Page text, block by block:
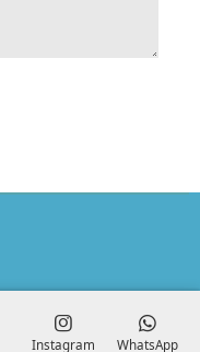
Instagram WhatsApp